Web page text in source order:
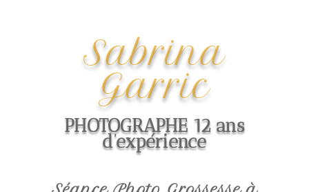
Sabrina
Garric
PHOTOGRAPHE 12 ans
d’expérience